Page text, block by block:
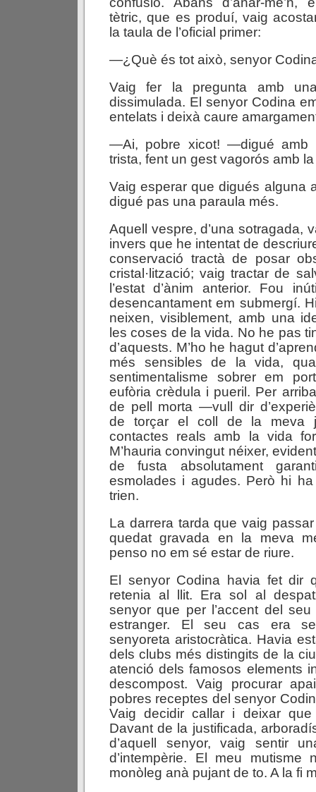
tètric, que es produí, vaig
la taula de l’oficial primer:
—¿Què és tot això, senyor
Vaig fer la pregunta amb
dissimulada. El senyor Codina
entelats i deixà caure
—Ai, pobre xicot! —digué amb
trista, fent un gest vagorós amb
Vaig esperar que digués alguna
digué pas una paraula més.
Aquell vespre, d’una sotragada,
invers que he intentat de
conservació tractà de posar
cristal·lització; vaig tractar de
l’estat d’ànim anterior. Fou
desencantament em submergí.
neixen, visiblement, amb una
les coses de la vida. No he pas
d’aquests. M’ho he hagut
més sensibles de la vida,
sentimentalisme sobrer em
eufòria crèdula i pueril. Per
de pell morta —vull dir
de torçar el coll de la meva
contactes reals amb la vida
M’hauria convingut néixer,
de fusta absolutament
esmolades i agudes. Però hi
trien.
La darrera tarda que vaig
quedat gravada en la meva
penso no em sé estar de riure.
El senyor Codina havia fet dir
retenia al llit. Era sol al
senyor que per l’accent del
estranger. El seu cas era
senyoreta aristocràtica. Havia
dels clubs més distingits de la
atenció dels famosos elements
descompost. Vaig procurar
pobres receptes del senyor
Vaig decidir callar i deixar
Davant de la justificada,
d’aquell senyor, vaig sentir
d’intempèrie. El meu mutisme
monòleg anà pujant de to. A la fi